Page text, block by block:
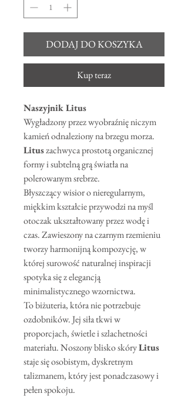
DODAJ DO KOSZYKA
Kup teraz
Naszyjnik Litus
Wygładzony przez wyobraźnię niczym
kamień odnaleziony na brzegu morza.
Lituszachwyca prostotą organicznej
formy i subtelną grą światła na
polerowanym srebrze.
Błyszczący wisior o nieregularnym,
miękkim kształcie przywodzi na myśl
otoczak ukształtowany przez wodę i
czas. Zawieszony na czarnym rzemieniu
tworzy harmonijną kompozycję, w
której surowość naturalnej inspiracji
spotyka się z elegancją
minimalistycznego wzornictwa.
To biżuteria, która nie potrzebuje
ozdobników. Jej siła tkwi w
proporcjach, świetle i szlachetności
materiału. Noszony blisko skóryLitus
staje się osobistym, dyskretnym
talizmanem, który jest ponadczasowy i
pełen spokoju.